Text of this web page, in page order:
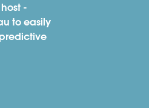
-
to easily